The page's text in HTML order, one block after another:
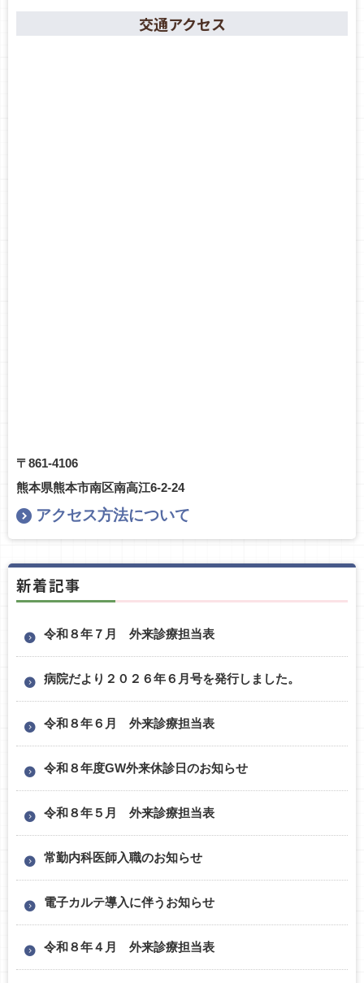
交通アクセス
〒861-4106
熊本県熊本市南区南高江6-2-24
アクセス方法について
新着記事
令和８年７月 外来診療担当表
病院だより２０２６年６月号を発行しました。
令和８年６月 外来診療担当表
令和８年度GW外来休診日のお知らせ
令和８年５月 外来診療担当表
常勤内科医師入職のお知らせ
電子カルテ導入に伴うお知らせ
令和８年４月 外来診療担当表